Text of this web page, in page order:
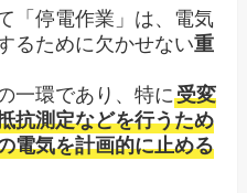
「停電作業」は、電気
るために欠かせない重
一環であり、特に受変
抗測定などを行うため
電気を計画的に止める